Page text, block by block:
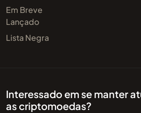
Em Breve
Lançado
Lista Negra
Interessado em se manter
as criptomoedas?